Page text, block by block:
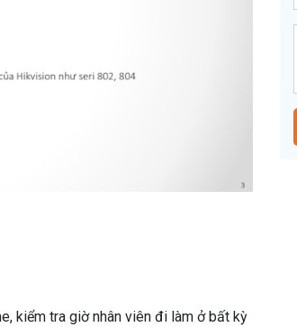
kiểm tra giờ nhân viên đi làm ở bất kỳ